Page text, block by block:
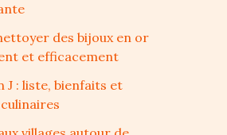
des bijoux en or
et efficacement
J : liste, bienfaits et